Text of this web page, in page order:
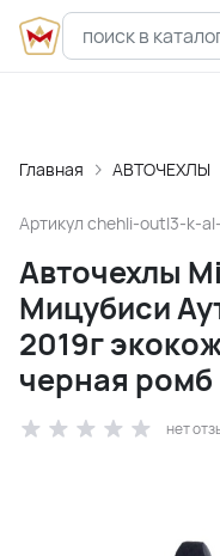
Главная АВТОЧЕХЛЫ
Артикул chehli-outl3-k-
Авточехлы
Мицубиси
2019г
черная ромб
нет